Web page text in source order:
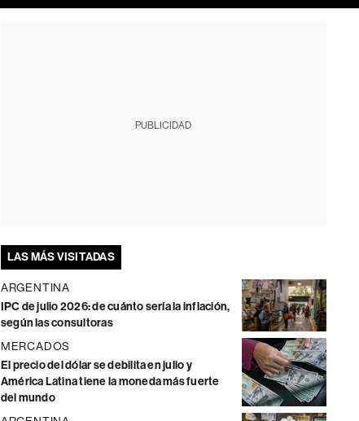
PUBLICIDAD
LAS MÁS VISITADAS
ARGENTINA
IPC de julio 2026: de cuánto sería la inflación,
según las consultoras
MERCADOS
El precio del dólar se debilita en julio y
América Latina tiene la moneda más fuerte
del mundo